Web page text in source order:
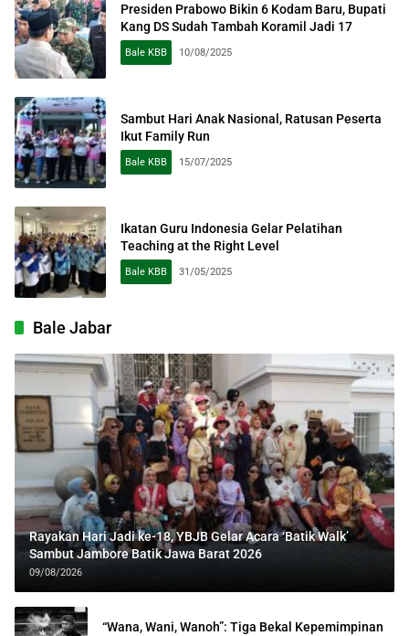
Presiden Prabowo Bikin 6 Kodam Baru, Bupati
Kang DS Sudah Tambah Koramil Jadi 17
Bale KBB 10/08/2025
Sambut Hari Anak Nasional, Ratusan Peserta
Ikut Family Run
Bale KBB 15/07/2025
Ikatan Guru Indonesia Gelar Pelatihan
Teaching at the Right Level
Bale KBB 31/05/2025
Bale Jabar
Rayakan Hari Jadi ke-18, YBJB Gelar Acara ‘Batik Walk’
Sambut Jambore Batik Jawa Barat 2026
09/08/2026
“Wana, Wani, Wanoh”: Tiga Bekal Kepemimpinan